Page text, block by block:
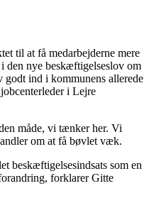
til at få medarbejderne mere
den nye beskæftigelseslov om
godt ind i kommunens allerede
i Lejre
måde, vi tænker her. Vi
om at få bøvlet væk.
beskæftigelsesindsats som en
forklarer Gitte